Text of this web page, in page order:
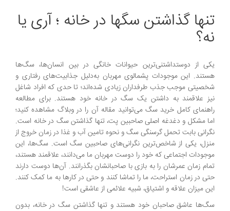
تنها گذاشتن سگها در خانه ؛ آری یا
نه؟
یکی از دوستداشتنی‌‌‌ترین حیوانات خانگی در بین انسان‌ها، سگ‌ها
هستند. این موجودات پشمالوی مهربان به‌دلیل جذابیت‌های رفتاری و
شخصیتی موجب جذب طرفداران زیادی شده‌اند؛ تا حدی که افراد شاغل
نیز علاقمند به داشتن یک سگ در خانه خود هستند. برای مطالعه
راهنمای کامل خرید سگ می‌توانید مقاله آن را در وبلاگ مشاهده کنید؛
اما مشکل و دغدغه اصلی صاحبین پت، تنها گذاشتن سگ در خانه است.
نگرانی بابت تحمل گرسنگی سگ و نحوه تامین آب و غذا در زمان خروج از
منزل، یکی از شاخص‌ترین نگرانی‌های صاحبین سگ است. سگ‌ها، این
موجودات اجتماعی که خود را دوست مهربان ما می‌دانند، علاقمند هستند،
تمام زمان عمرشان را به بازی با صاحبانشان بگذرانند. آن‌ها دوست دارند
حتی در زمان استراحت، ما را تماشا کنند و حتی در کارها به ما کمک کنند.
این میزان علاقه و اشتیاق، شبیه علائمی از عاشقی است!
سگ‌ها عاشق صاحبان خود هستند و تنها گذاشتن سگ در خانه، بدون